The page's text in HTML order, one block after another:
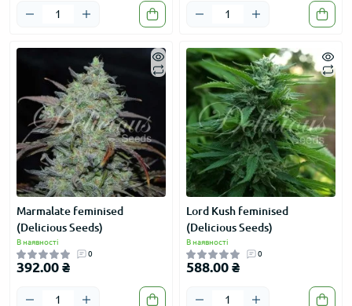
Marmalate feminised
(Delicious Seeds)
В наявності
0
392.00 ₴
Lord Kush feminised
(Delicious Seeds)
В наявності
0
588.00 ₴